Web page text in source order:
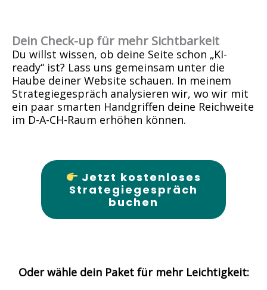
Dein Check-up für mehr Sichtbarkeit
Du willst wissen, ob deine Seite schon „KI-
ready“ ist? Lass uns gemeinsam unter die
Haube deiner Website schauen. In meinem
Strategiegespräch analysieren wir, wo wir mit
ein paar smarten Handgriffen deine Reichweite
im D-A-CH-Raum erhöhen können.
Jetzt kostenloses
Strategiegespräch
buchen
Oder wähle dein Paket für mehr Leichtigkeit: